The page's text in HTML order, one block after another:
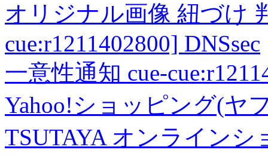
オリジナル画像 紐づけ
cue:r1211402800] DNSsec
一意性通知 cue-
Yahoo!ショッピング(ヤ
TSUTAYA オンラインシ